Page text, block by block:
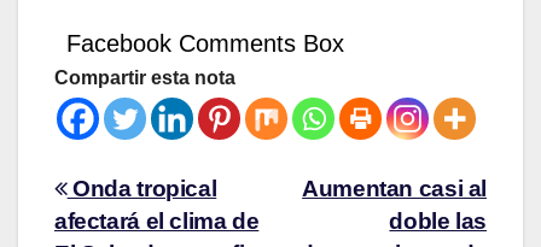
Facebook Comments Box
Compartir esta nota
Aumentan casi al
doble las
Onda tropical
afectará el clima de